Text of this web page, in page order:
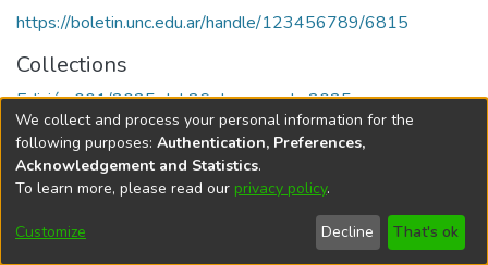
https://boletin.unc.edu.ar/handle/123456789/6815
Collections
Edición 001/2025 del 26 de mayo de 2025
Universidad Nacional de Córdoba
We collect and process your personal information for the
following purposes: Authentication, Preferences,
Acknowledgement and Statistics.
To learn more, please read our privacy policy.
Customize Decline That's ok